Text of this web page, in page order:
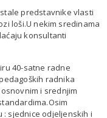
predstavnike vlasti
loši.U nekim sredinama
konsultanti
40-satne radne
radnika
i srednjim
: sjednice odjeljenskih i